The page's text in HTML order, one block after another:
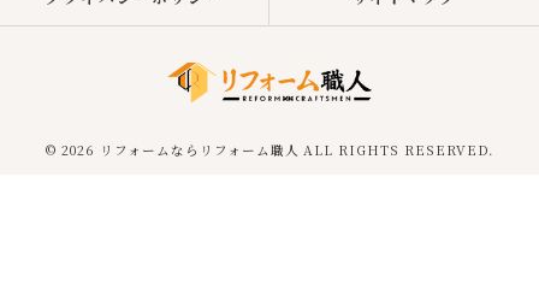
© 2026 リフォームならリフォーム職人 ALL RIGHTS RESERVED.